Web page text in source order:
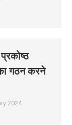
गठन करने
2024